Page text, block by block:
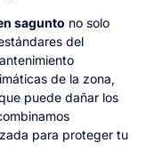
sagunto no solo
del
de la zona,
puede dañar los
para proteger tu